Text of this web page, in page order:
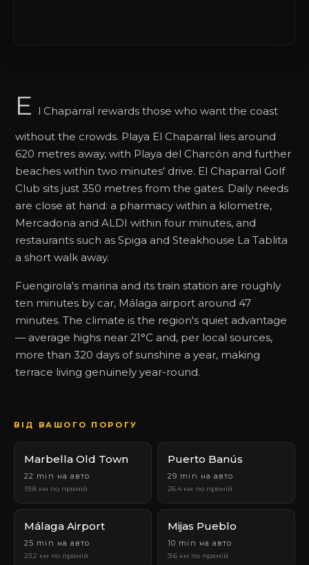
E
l Chaparral rewards those who want the coast
without the crowds. Playa El Chaparral lies around
620 metres away, with Playa del Charcón and further
beaches within two minutes' drive. El Chaparral Golf
Club sits just 350 metres from the gates. Daily needs
are close at hand: a pharmacy within a kilometre,
Mercadona and ALDI within four minutes, and
restaurants such as Spiga and Steakhouse La Tablita
a short walk away.
Fuengirola's marina and its train station are roughly
ten minutes by car, Málaga airport around 47
minutes. The climate is the region's quiet advantage
— average highs near 21°C and, per local sources,
more than 320 days of sunshine a year, making
terrace living genuinely year-round.
ВІД ВАШОГО ПОРОГУ
Marbella Old Town
22 min на авто
19.8 км по прямій
Puerto Banús
29 min на авто
26.4 км по прямій
Málaga Airport
25 min на авто
23.2 км по прямій
Mijas Pueblo
10 min на авто
9.6 км по прямій